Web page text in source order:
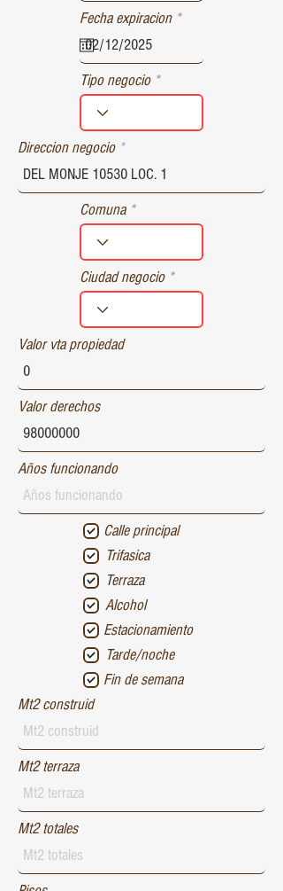
i
d
Fecha expiracion *r
u
r
d
Tipo negocio
Direccion negocio
Comuna
Ciudad negocio
Valor vta propiedad
Valor derechos
Años funcionando
Calle principal
Trifasica
Terraza
Alcohol
Estacionamiento
Tarde/noche
Fin de semana
Mt2 construid
Mt2 terraza
Mt2 totales